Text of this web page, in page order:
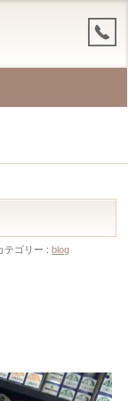
テゴリー :blog